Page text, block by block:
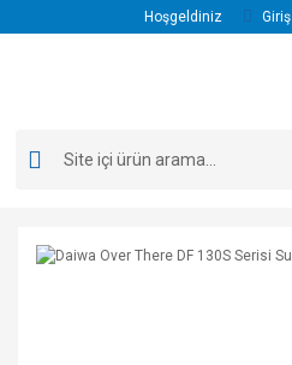
Hoşgeldiniz